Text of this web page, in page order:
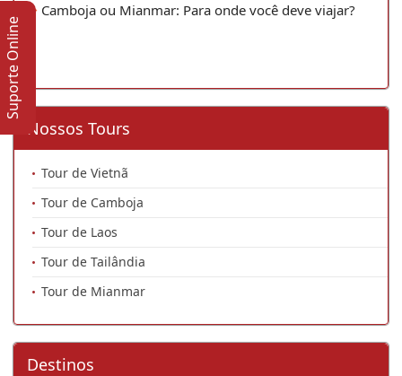
Camboja ou Mianmar: Para onde você deve viajar?
Nossos Tours
Tour de Vietnã
Tour de Camboja
Tour de Laos
Tour de Tailândia
Tour de Mianmar
Destinos
Suporte Online